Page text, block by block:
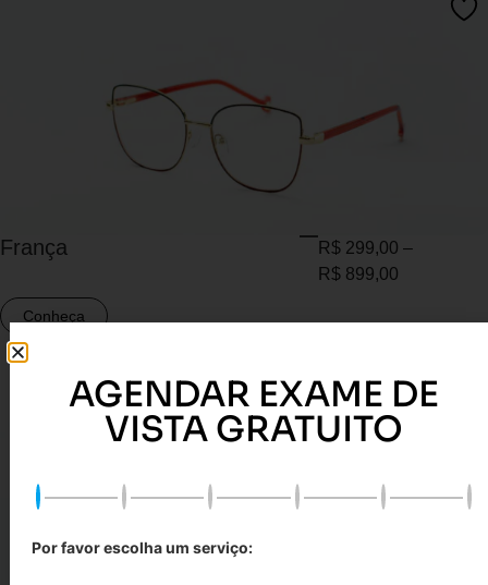
França R$ 299,00 –
R$ 899,00
Conheça
AGENDAR EXAME DE
VISTA GRATUITO
Por favor escolha um serviço: